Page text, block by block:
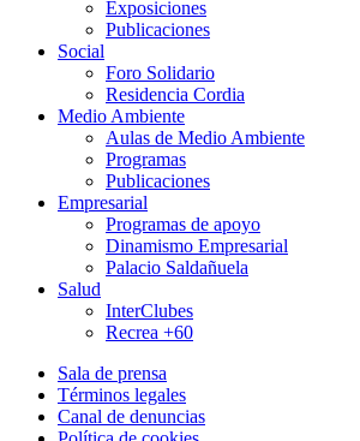
Exposiciones
Publicaciones
Social
Foro Solidario
Residencia Cordia
Medio Ambiente
Aulas de Medio Ambiente
Programas
Publicaciones
Empresarial
Programas de apoyo
Dinamismo Empresarial
Palacio Saldañuela
Salud
InterClubes
Recrea +60
Sala de prensa
Términos legales
Canal de denuncias